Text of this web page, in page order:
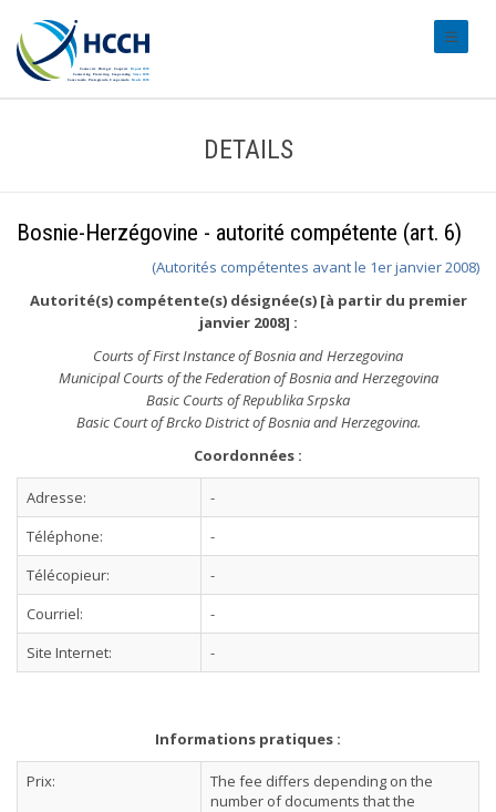
DETAILS
Bosnie-Herzégovine - autorité compétente (art. 6)
(Autorités compétentes avant le 1er janvier 2008)
Autorité(s) compétente(s) désignée(s) [à partir du premier
janvier 2008] :
Courts of First Instance of Bosnia and Herzegovina
Municipal Courts of the Federation of Bosnia and Herzegovina
Basic Courts of Republika Srpska
Basic Court of Brcko District of Bosnia and Herzegovina.
Coordonnées :
Adresse:
-
Téléphone:
-
Télécopieur:
-
Courriel:
-
Site Internet:
-
Informations pratiques :
Prix:
The fee differs depending on the
number of documents that the